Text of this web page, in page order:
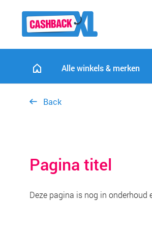
Alle winkels & merken
Back
Pagina titel
Deze pagina is nog in onderhoud